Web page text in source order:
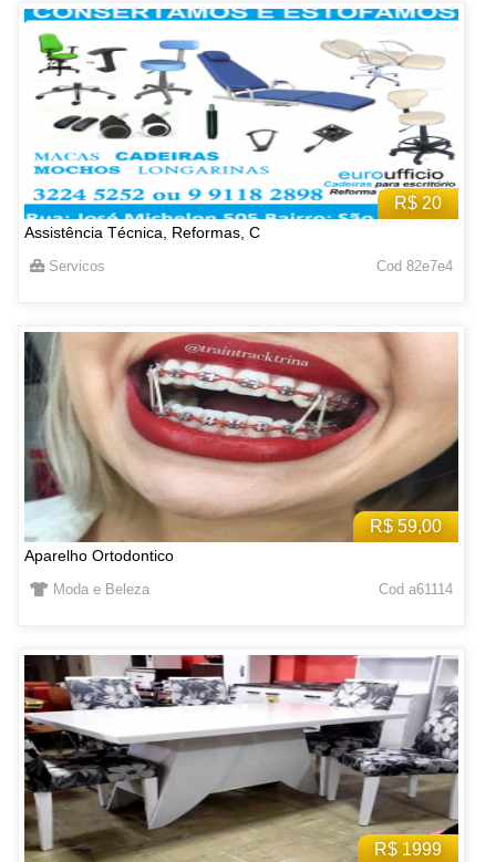
R$ 20
Assistência Técnica, Reformas, C
Servicos Cod 82e7e4
R$ 59,00
Aparelho Ortodontico
Moda e Beleza Cod a61114
R$ 1999